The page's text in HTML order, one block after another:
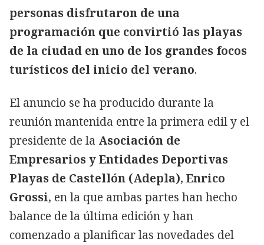
personas disfrutaron de una
programación que convirtió las playas
de la ciudad en uno de los grandes focos
turísticos del inicio del verano.
El anuncio se ha producido durante la
reunión mantenida entre la primera edil y el
presidente de la Asociación de
Empresarios y Entidades Deportivas
Playas de Castellón (Adepla), Enrico
Grossi, en la que ambas partes han hecho
balance de la última edición y han
comenzado a planificar las novedades del